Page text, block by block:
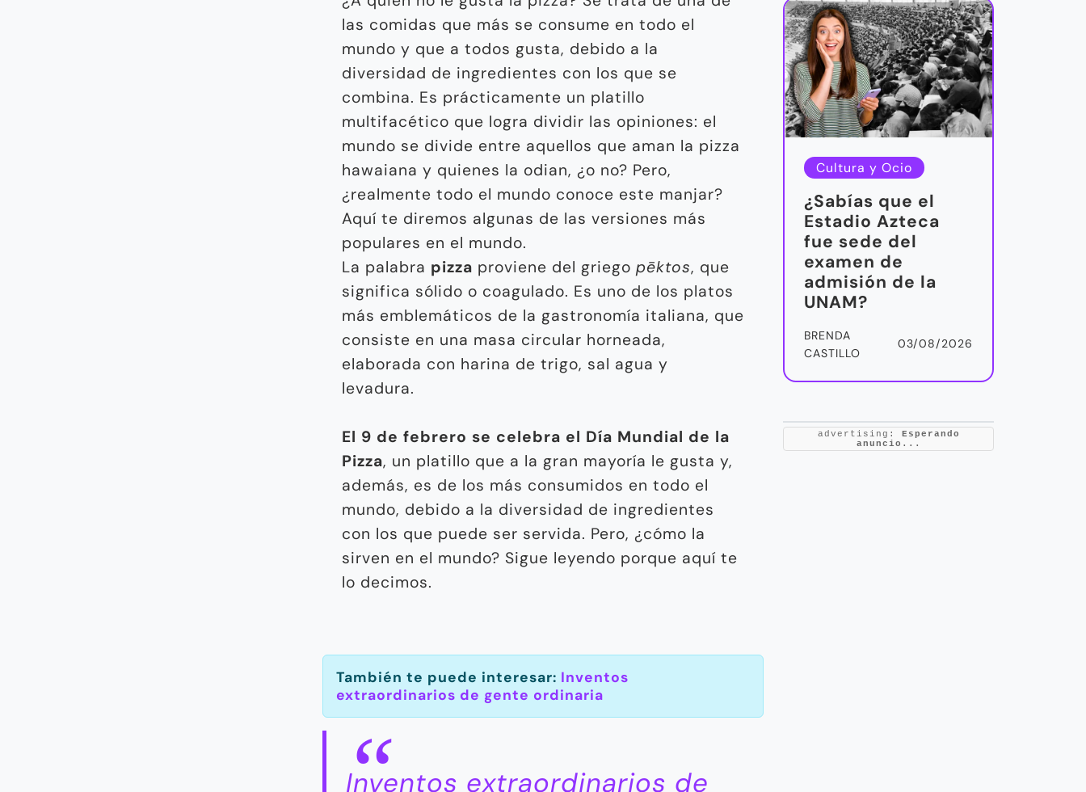
las comidas que más se consume en todo el
mundo y que a todos gusta, debido a la
diversidad de ingredientes con los que se
combina. Es prácticamente un platillo
multifacético que logra dividir las opiniones: el
mundo se divide entre aquellos que aman la pizza
hawaiana y quienes la odian, ¿o no? Pero,
¿realmente todo el mundo conoce este manjar?
Aquí te diremos algunas de las versiones más
populares en el mundo.
La palabra pizza proviene del griego pēktos, que
significa sólido o coagulado. Es uno de los platos
más emblemáticos de la gastronomía italiana, que
consiste en una masa circular horneada,
elaborada con harina de trigo, sal agua y
levadura.
El 9 de febrero se celebra el Día Mundial de la
Pizza, un platillo que a la gran mayoría le gusta y,
además, es de los más consumidos en todo el
mundo, debido a la diversidad de ingredientes
con los que puede ser servida. Pero, ¿cómo la
sirven en el mundo? Sigue leyendo porque aquí te
lo decimos.
También te puede interesar: Inventos
extraordinarios de gente ordinaria
Inventos extraordinarios de
Cultura y Ocio
¿Sabías que el
Estadio Azteca
fue sede del
examen de
admisión de la
UNAM?
BRENDA
CASTILLO
03/08/2026
advertising: Esperando
anuncio...